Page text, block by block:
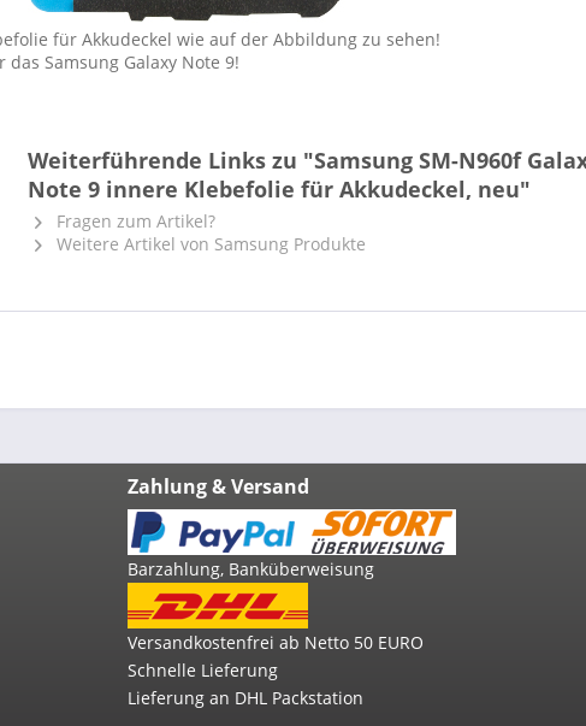
für Akkudeckel wie auf der Abbildung zu sehen!
das Samsung Galaxy Note 9!
Weiterführende Links zu "Samsung SM-N960f
Note 9 innere Klebefolie für Akkudeckel, neu"
Fragen zum Artikel?
Weitere Artikel von Samsung Produkte
Zahlung & Versand
Barzahlung, Banküberweisung
Versandkostenfrei ab Netto 50 EURO
Schnelle Lieferung
Lieferung an DHL Packstation